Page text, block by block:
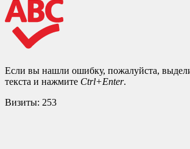
Если вы нашли ошибку, пожалуйста,
текста и нажмите Ctrl+Enter.
Визиты: 253